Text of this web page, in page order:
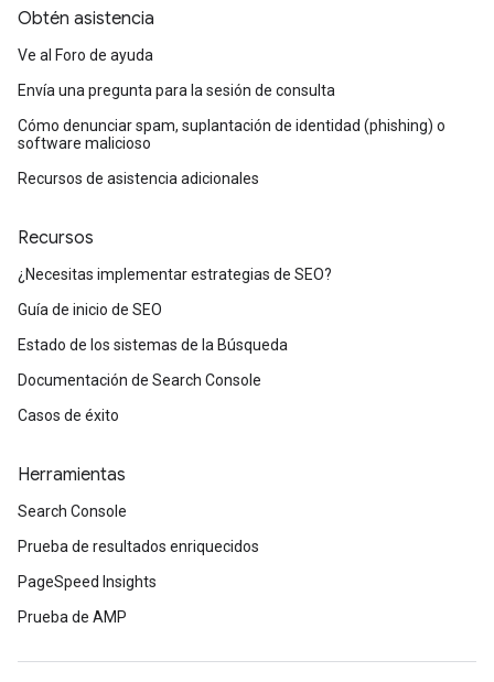
Obtén asistencia
Ve al Foro de ayuda
Envía una pregunta para la sesión de consulta
Cómo denunciar spam, suplantación de identidad (phishing) o
software malicioso
Recursos de asistencia adicionales
Recursos
¿Necesitas implementar estrategias de SEO?
Guía de inicio de SEO
Estado de los sistemas de la Búsqueda
Documentación de Search Console
Casos de éxito
Herramientas
Search Console
Prueba de resultados enriquecidos
PageSpeed Insights
Prueba de AMP